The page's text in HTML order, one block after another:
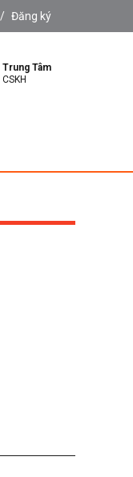
/ Đăng ký
Trung Tâm
CSKH